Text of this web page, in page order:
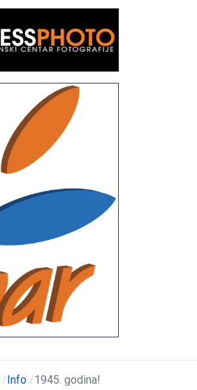
Info 1945. godina!